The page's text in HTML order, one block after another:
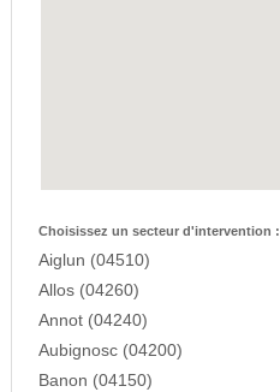
Choisissez un secteur d'intervention :
Aiglun (04510)
Allos (04260)
Annot (04240)
Aubignosc (04200)
Banon (04150)